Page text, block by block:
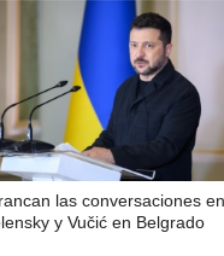
las conversaciones
y Vučić en Belgrado